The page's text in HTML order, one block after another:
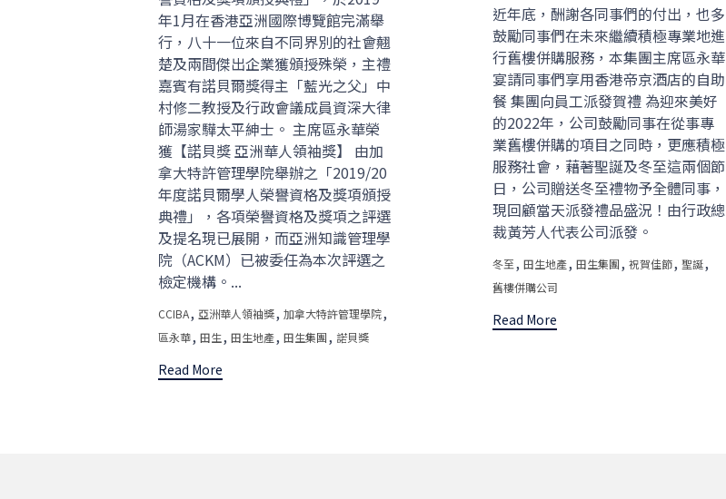
近年底，酬謝各同事們的付出，也多
鼓勵同事們在未來繼續積極專業地進
行舊樓併購服務，本集團主席區永華
宴請同事們享用香港帝京酒店的自助
餐 集團向員工派發賀禮 為迎來美好
的2022年，公司鼓勵同事在從事專
業舊樓併購的項目之同時，更應積極
服務社會，藉著聖誕及冬至這兩個節
日，公司贈送冬至禮物予全體同事，
現回顧當天派發禮品盛況！由行政總
裁黃芳人代表公司派發。
Tags
冬至,田生地產,田生集團,祝賀佳節,聖誕,
舊樓併購公司
Read More
年1月在香港亞洲國際博覽館完滿舉
行，八十一位來自不同界別的社會翹
楚及兩間傑出企業獲頒授殊榮，主禮
嘉賓有諾貝爾獎得主「藍光之父」中
村修二教授及行政會議成員資深大律
師湯家驊太平紳士。 主席區永華榮
獲【諾貝獎 亞洲華人領袖獎】 由加
拿大特許管理學院舉辦之「2019/20
年度諾貝爾學人榮譽資格及獎項頒授
典禮」，各項榮譽資格及獎項之評選
及提名現已展開，而亞洲知識管理學
院（ACKM）已被委任為本次評選之
檢定機構。...
Tags
CCIBA,亞洲華人領袖獎,加拿大特許管理學院,
區永華,田生,田生地產,田生集團, 諾貝獎
Read More